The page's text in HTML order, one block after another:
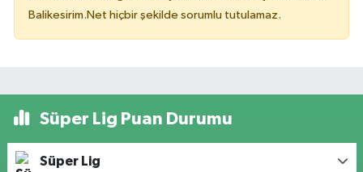
Balikesirim.Net hiçbir şekilde sorumlu tutulamaz.
Süper Lig Puan Durumu
Süper Lig